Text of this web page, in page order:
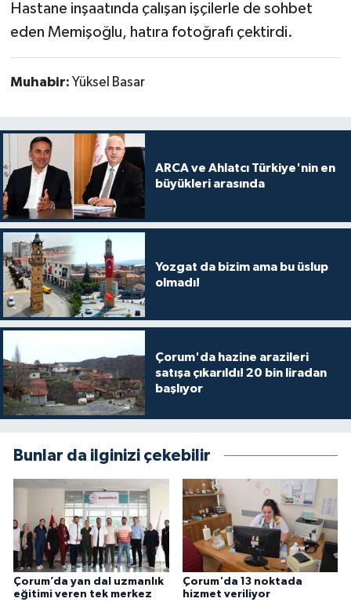
Hastane inşaatında çalışan işçilerle de sohbet
eden Memişoğlu, hatıra fotoğrafı çektirdi.
Muhabir: Yüksel Basar
ARCA ve Ahlatcı Türkiye'nin en
büyükleri arasında
Yozgat da bizim ama bu üslup
olmadı!
Çorum'da hazine arazileri
satışa çıkarıldı! 20 bin liradan
başlıyor
Bunlar da ilginizi çekebilir
Çorum’da yan dal uzmanlık
eğitimi veren tek merkez
Çorum'da 13 noktada
hizmet veriliyor